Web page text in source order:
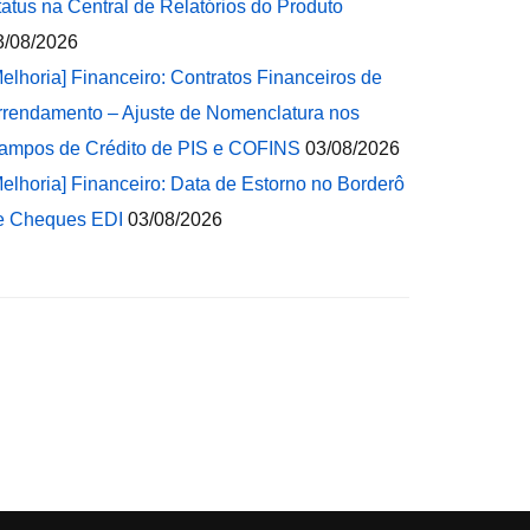
na Central de Relatórios do Produto
08/2026
Financeiro: Contratos Financeiros de
– Ajuste de Nomenclatura nos
de Crédito de PIS e COFINS 03/08/2026
Financeiro: Data de Estorno no Borderô
Cheques EDI 03/08/2026